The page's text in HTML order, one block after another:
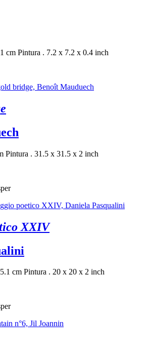
cm Pintura . 7.2 x 7.2 x 0.4 inch
Pintura . 31.5 x 31.5 x 2 inch
XXIV
cm Pintura . 20 x 20 x 2 inch